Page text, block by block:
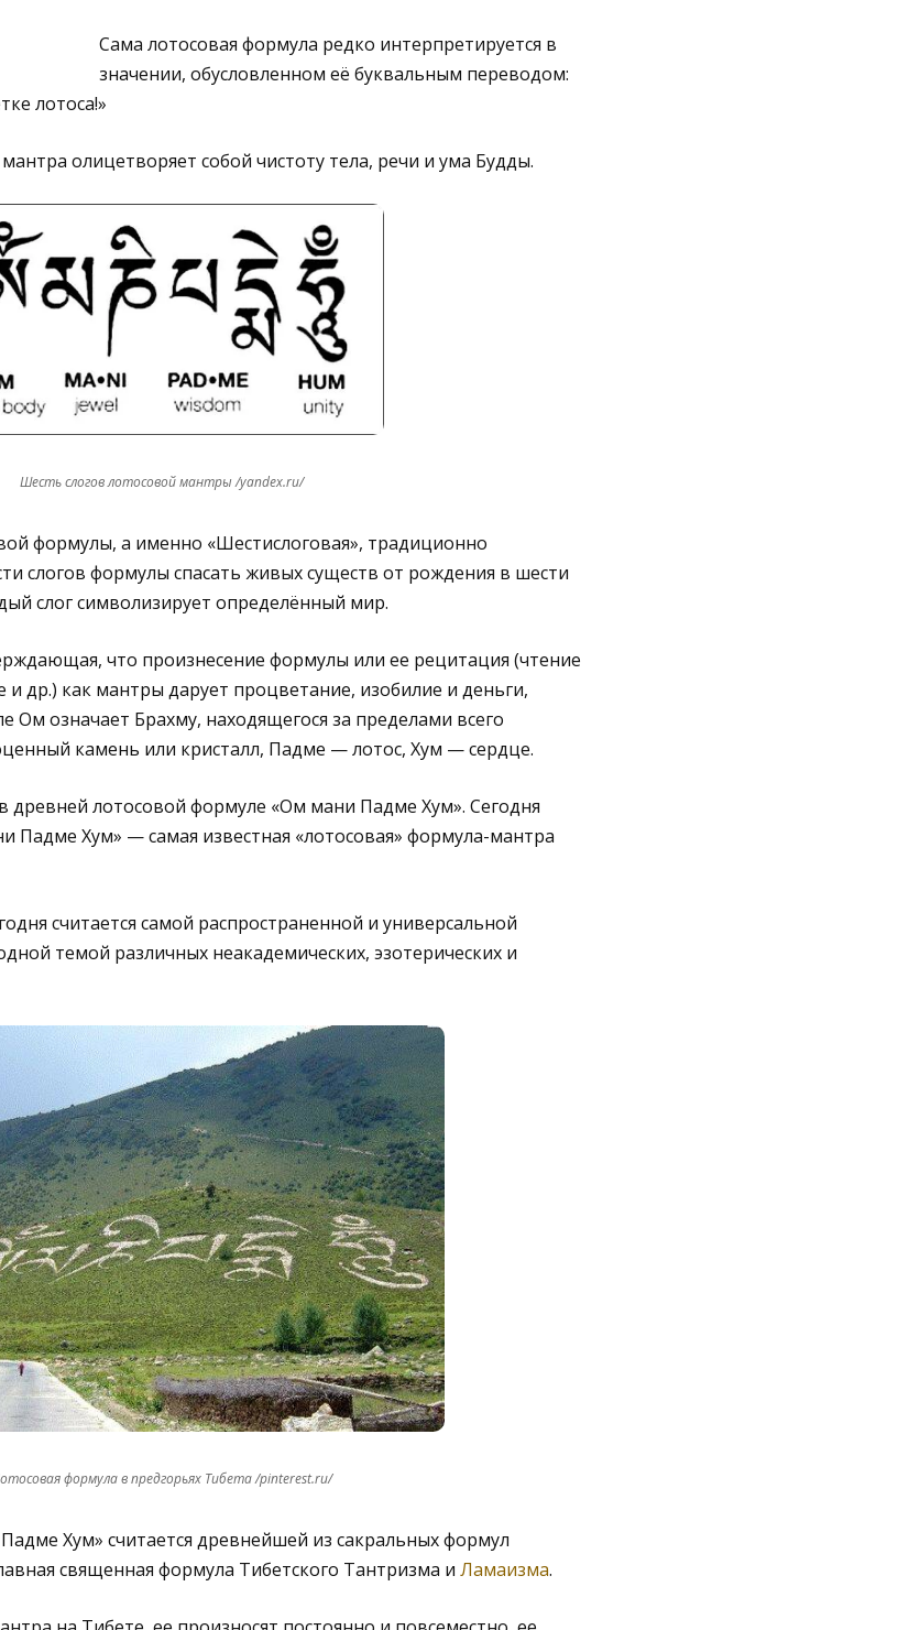
Сама лотосовая формула редко интерпретируется в
значении, обусловленном её буквальным переводом:
лотоса!»
олицетворяет собой чистоту тела, речи и ума Будды.
Шесть слогов лотосовой мантры /yandex.ru/
формулы, а именно «Шестислоговая», традиционно
слогов формулы спасать живых существ от рождения в шести
слог символизирует определённый мир.
что произнесение формулы или ее рецитация (чтение
и др.) как мантры дарует процветание, изобилие и деньги,
Ом означает Брахму, находящегося за пределами всего
камень или кристалл, Падме — лотос, Хум — сердце.
древней лотосовой формуле «Ом мани Падме Хум». Сегодня
Падме Хум» — самая известная «лотосовая» формула-мантра
считается самой распространенной и универсальной
темой различных неакадемических, эзотерических и
формула в предгорьях Тибета /pinterest.ru/
Хум» считается древнейшей из сакральных формул
священная формула Тибетского Тантризма и Ламаизма.